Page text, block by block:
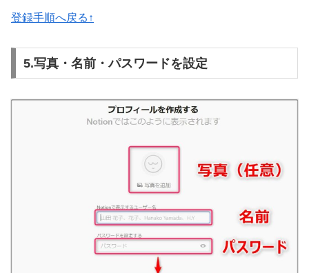
登録手順へ戻る↑
5.写真・名前・パスワードを設定